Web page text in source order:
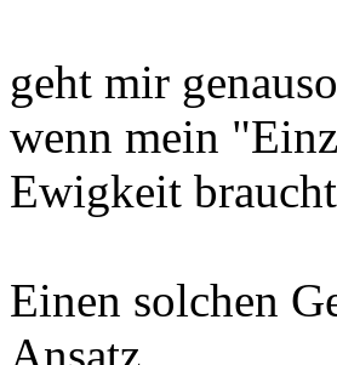
geht mir
wenn mein
Ewigkeit
Einen solchen
Ansatz,